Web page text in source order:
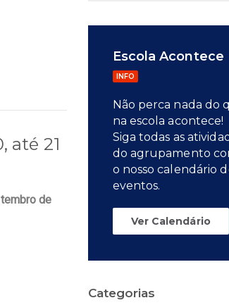
até 21
de
Escola Acontece
INFO
Não perca nada do
na escola acontece!
Siga todas as
do agrupamento
o nosso calendário
eventos.
Ver Calendário
Categorias